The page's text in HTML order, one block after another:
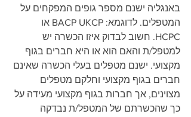
באנגליה ישנם מספר גופים המפקחים על
המטפלים. לדוגמא: BACP UKCP או
HCPC. חשוב לבדוק איזו הכשרה יש
למטפל/ת והאם הוא או היא חברים בגוף
מקצועי. ישנם מטפלים בעלי הכשרה שאינם
חברים בגוף מקצועי וחלקם מטפלים
מצוינים, אך חברות בגוף מקצועי מעידה על
כך שהכשרתם של המטפל/ת נבדקה